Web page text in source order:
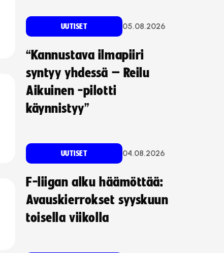
UUTISET 05.08.2026
“Kannustava ilmapiiri
syntyy yhdessä – Reilu
Aikuinen -pilotti
käynnistyy”
UUTISET 04.08.2026
F-liigan alku häämöttää:
Avauskierrokset syyskuun
toisella viikolla